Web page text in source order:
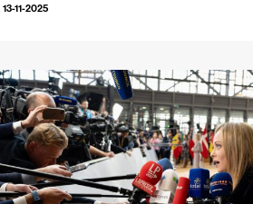
13-11-2025